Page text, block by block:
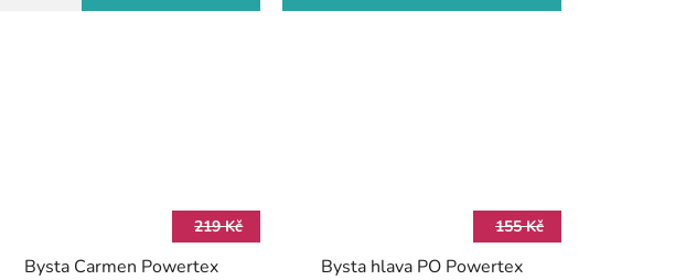
219 Kč
Bysta Carmen Powertex
155 Kč
Bysta hlava PO Powertex